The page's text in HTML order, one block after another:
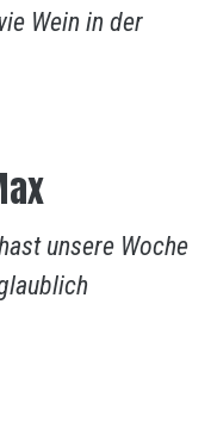
Wein in der
unsere Woche